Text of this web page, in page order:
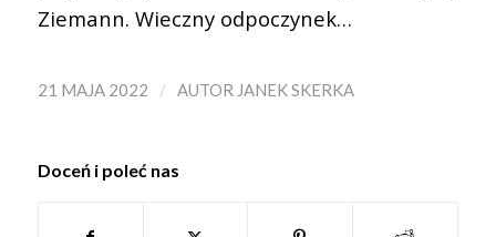
Ziemann. Wieczny odpoczynek…
21 MAJA 2022 / AUTOR JANEK SKERKA
Doceń i poleć nas